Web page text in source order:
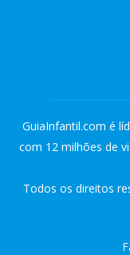
GuiaInfantil.com é
com 12 milhões de
Todos os direitos